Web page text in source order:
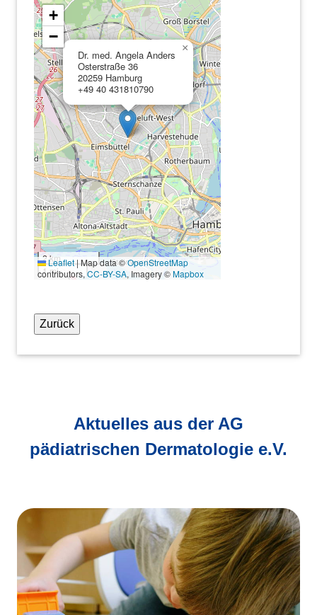
Dr. med. Angela Anders
Osterstraße 36
20259 Hamburg
+49 40 431810790
×
+
−
2 km
1 mi
Leaflet|Map data ©OpenStreetMap
contributors,CC-BY-SA, Imagery ©Mapbox
Zurück
Aktuelles aus der AG
pädiatrischen Dermatologie e.V.